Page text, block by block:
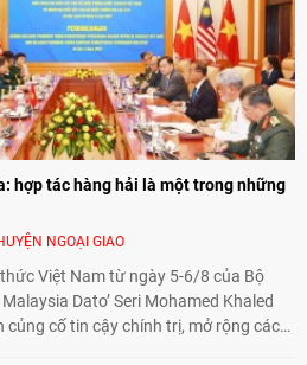
hợp tác hàng hải là một trong những
NGOẠI GIAO
Việt Nam từ ngày 5-6/8 của Bộ
Dato’ Seri Mohamed Khaled
củng cố tin cậy chính trị, mở rộng các